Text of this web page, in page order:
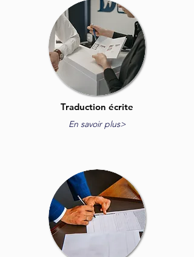
Traduction écrite
En savoir plus>